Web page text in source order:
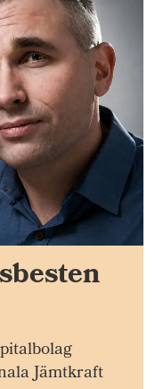
Jämtkraft